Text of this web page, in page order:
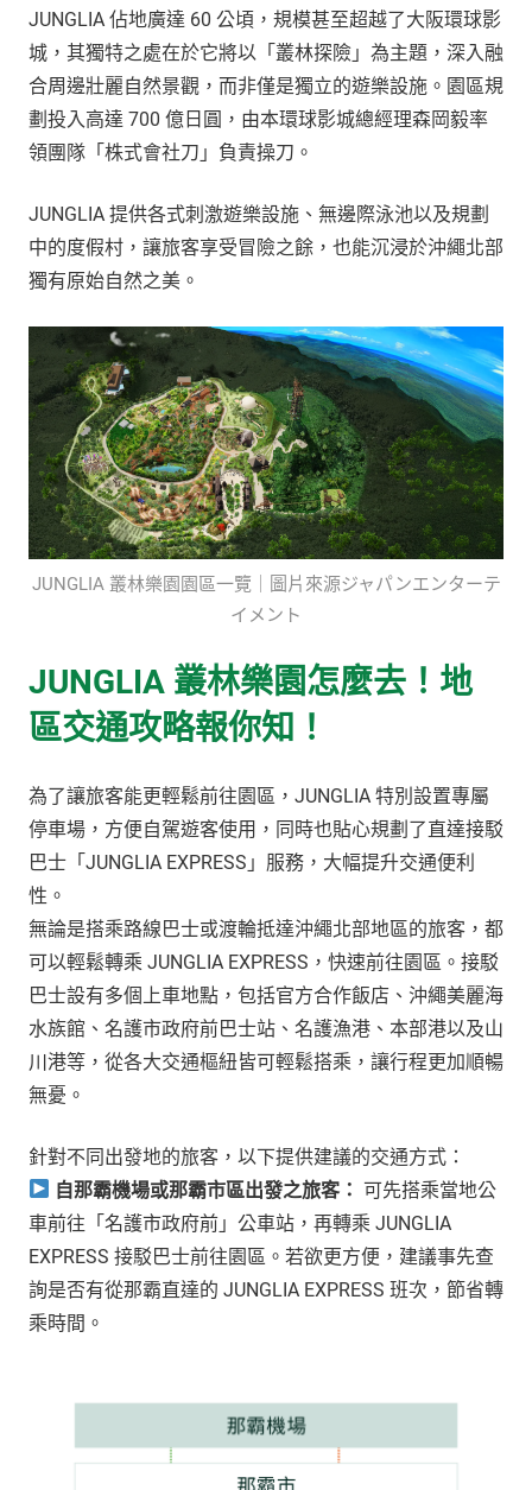
JUNGLIA 佔地廣達 60 公頃，規模甚至超越了大阪環球影
城，其獨特之處在於它將以「叢林探險」為主題，深入融
合周邊壯麗自然景觀，而非僅是獨立的遊樂設施。園區規
劃投入高達 700 億日圓，由本環球影城總經理森岡毅率
領團隊「株式會社刀」負責操刀。
JUNGLIA 提供各式刺激遊樂設施、無邊際泳池以及規劃
中的度假村，讓旅客享受冒險之餘，也能沉浸於沖繩北部
獨有原始自然之美。
JUNGLIA 叢林樂園園區一覽｜圖片來源ジャパンエンターテ
イメント
JUNGLIA 叢林樂園怎麼去！地
區交通攻略報你知！
為了讓旅客能更輕鬆前往園區，JUNGLIA 特別設置專屬
停車場，方便自駕遊客使用，同時也貼心規劃了直達接駁
巴士「JUNGLIA EXPRESS」服務，大幅提升交通便利
性。
無論是搭乘路線巴士或渡輪抵達沖繩北部地區的旅客，都
可以輕鬆轉乘 JUNGLIA EXPRESS，快速前往園區。接駁
巴士設有多個上車地點，包括官方合作飯店、沖繩美麗海
水族館、名護市政府前巴士站、名護漁港、本部港以及山
川港等，從各大交通樞紐皆可輕鬆搭乘，讓行程更加順暢
無憂。
針對不同出發地的旅客，以下提供建議的交通方式：
自那霸機場或那霸市區出發之旅客： 可先搭乘當地公
車前往「名護市政府前」公車站，再轉乘 JUNGLIA
EXPRESS 接駁巴士前往園區。若欲更方便，建議事先查
詢是否有從那霸直達的 JUNGLIA EXPRESS 班次，節省轉
乘時間。